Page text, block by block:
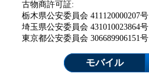
古物商許可証:
栃木県公安委員会 411120000207号
埼玉県公安委員会 431010023864号
東京都公安委員会 306689906151号
モバイル